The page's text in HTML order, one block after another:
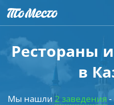
Рестораны
в
Мы нашли 2 заведения-